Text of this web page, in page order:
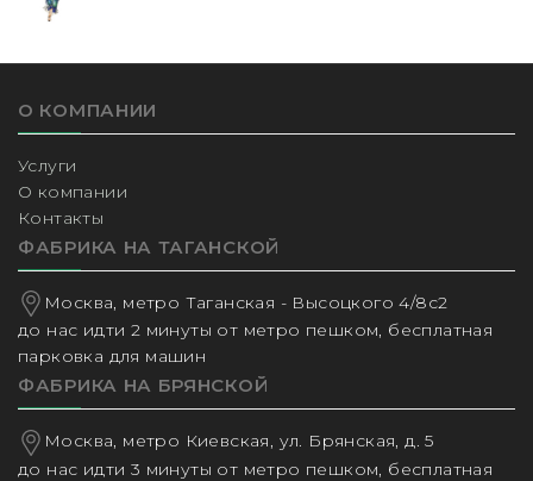
О КОМПАНИИ
Услуги
О компании
Контакты
ФАБРИКА НА ТАГАНСКОЙ
Москва, метро Таганская - Высоцкого 4/8с2
до нас идти 2 минуты от метро пешком, бесплатная
парковка для машин
ФАБРИКА НА БРЯНСКОЙ
Москва, метро Киевская, ул. Брянская, д. 5
до нас идти 3 минуты от метро пешком, бесплатная